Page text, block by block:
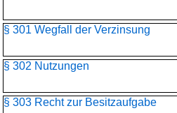
§ 301 Wegfall der Verzinsung
§ 302 Nutzungen
§ 303 Recht zur Besitzaufgabe